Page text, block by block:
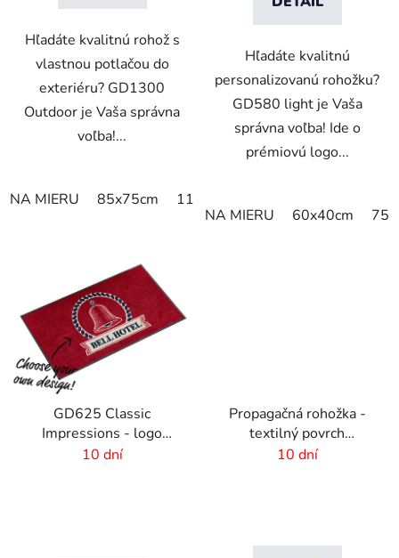
Hľadáte kvalitnú rohož s
vlastnou potlačou do
exteriéru? GD1300
Outdoor je Vaša správna
voľba!...
NA MIERU 85x75cm 115x85cm
Hľadáte kvalitnú
personalizovanú rohožku?
GD580 light je Vaša
správna voľba! Ide o
prémiovú logo...
NA MIERU 60x40cm
GD625 Classic
Impressions - logo
rohož s HD potlačou - 6
10 dní
Propagačná rohožka -
textilný povrch
-85x300 cm
10 dní